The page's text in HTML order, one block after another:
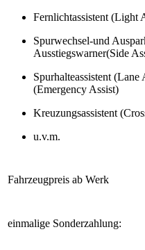
Fernlichtassistent (Light
Spurwechsel-und
Ausstiegswarner(Side
Spurhalteassistent
(Emergency Assist)
Kreuzungsassistent
u.v.m.
Fahrzeugpreis ab Werk
einmalige Sonderzahlung: